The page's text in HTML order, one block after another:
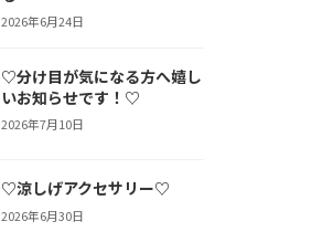
2026年6月24日
♡分け目が気になる方へ嬉し
いお知らせです！♡
2026年7月10日
♡涼しげアクセサリー♡
2026年6月30日